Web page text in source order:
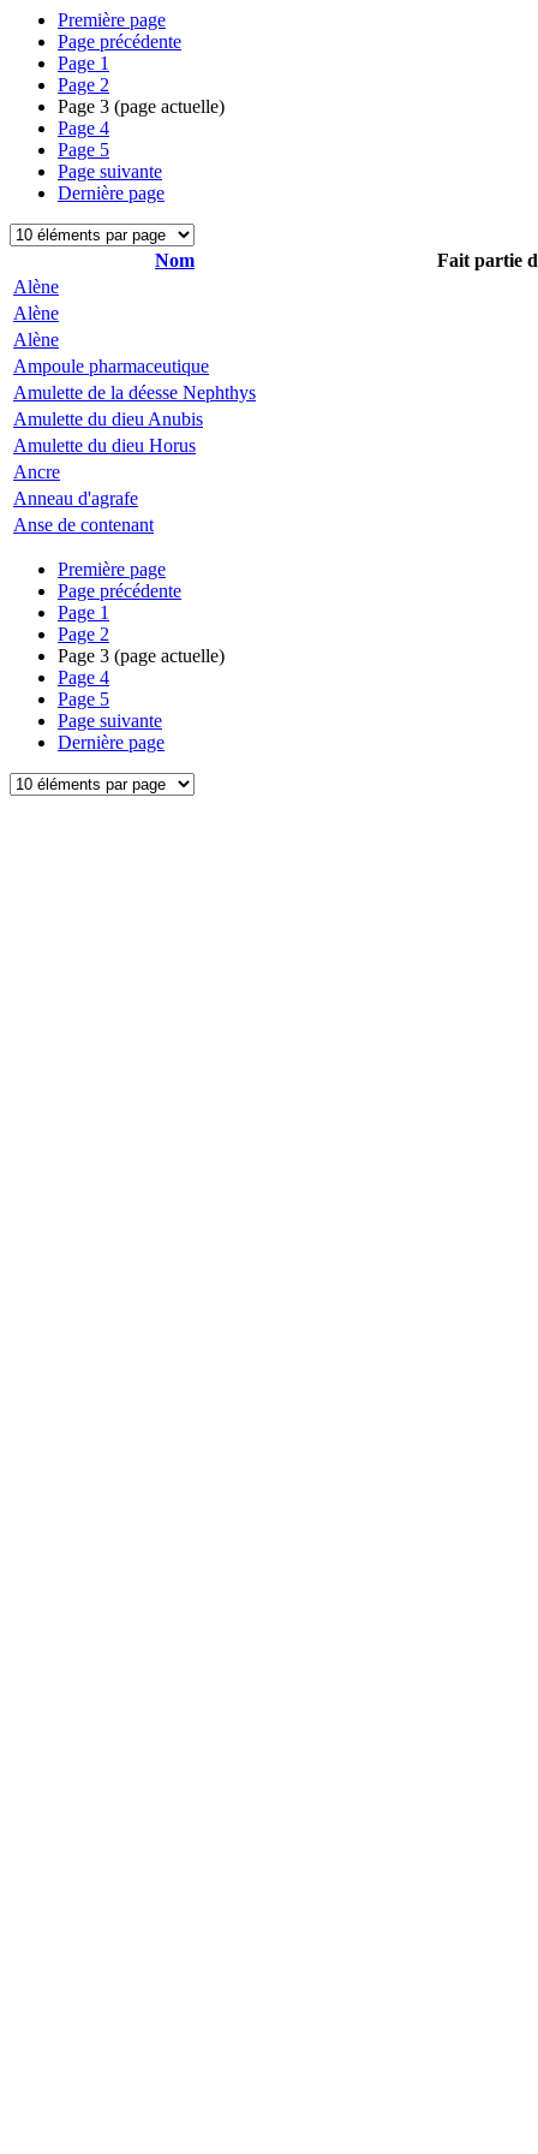
Première page
Page précédente
Page 1
Page 2
Page 3 (page actuelle)
Page 4
Page 5
Page suivante
Dernière page
Nom
Fait partie
Alène
Alène
Alène
Ampoule pharmaceutique
Amulette de la déesse Nephthys
Amulette du dieu Anubis
Amulette du dieu Horus
Ancre
Anneau d'agrafe
Anse de contenant
Première page
Page précédente
Page 1
Page 2
Page 3 (page actuelle)
Page 4
Page 5
Page suivante
Dernière page